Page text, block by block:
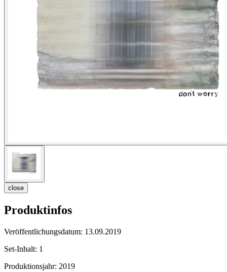
close
Produktinfos
Veröffentlichungsdatum: 13.09.2019
Set-Inhalt: 1
Produktionsjahr: 2019